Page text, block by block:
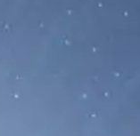
Podría
próximas horas o